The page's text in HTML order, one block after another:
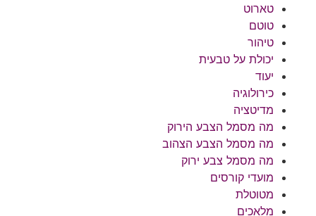
טארוט
טוטם
טיהור
יכולת על טבעית
יעוד
כירולוגיה
מדיטציה
מה מסמל הצבע הירוק
מה מסמל הצבע הצהוב
מה מסמל צבע ירוק
מועדי קורסים
מטוטלת
מלאכים